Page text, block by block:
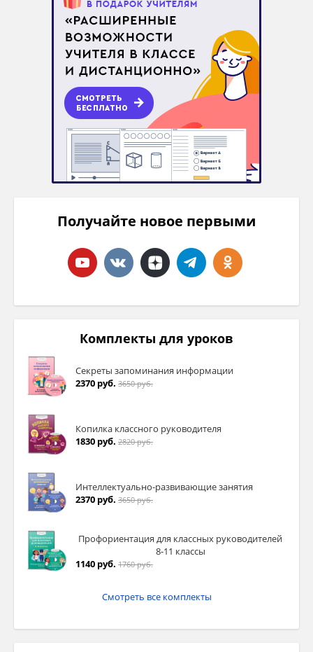
Получайте новое первыми
Комплекты для уроков
Секреты запоминания информации
2370 руб. 3650 руб.
Копилка классного руководителя
1830 руб. 2820 руб.
Интеллектуально-развивающие занятия
2370 руб. 3650 руб.
Профориентация для классных руководителей
8-11 классы
1140 руб. 1760 руб.
Смотреть все комплекты